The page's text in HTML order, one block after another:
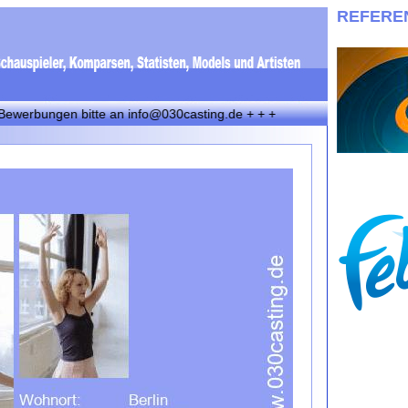
bitte an info@030casting.de + + +